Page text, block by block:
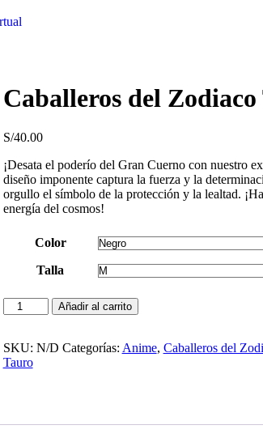
Caballeros del Zodiaco
S/40.00
¡Desata el poderío del Gran Cuerno con nuestro
diseño imponente captura la fuerza y la
orgullo el símbolo de la protección y la lealtad.
energía del cosmos!
Color
Talla
Añadir al carrito
SKU: N/D Categorías: Anime, Caballeros del
Tauro